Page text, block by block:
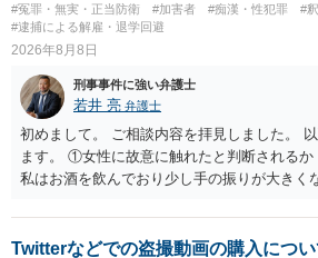
#冤罪・無実・正当防衛 #加害者 #痴漢・性犯罪 #
#逮捕による解雇・退学回避
2026年8月8日
刑事事件に強い弁護士
若井 亮 弁護士
初めまして。 ご相談内容を拝見しました。
ます。 ①女性に故意に触れたと判断されるか
私はお酒を飲んでおり少し手の振りが大きく
いた場合、故意だと判定されやすいのでしょ
故意があると判断されることは無いかと思
Twitterなどでの盗撮動画の購入につい